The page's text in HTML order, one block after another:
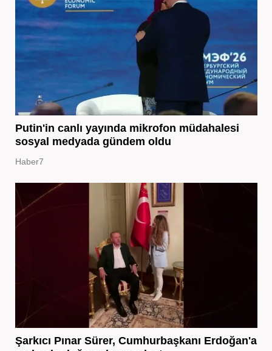
Putin'in canlı yayında mikrofon müdahalesi
sosyal medyada gündem oldu
Haber7
Şarkıcı Pınar Sürer, Cumhurbaşkanı Erdoğan'a